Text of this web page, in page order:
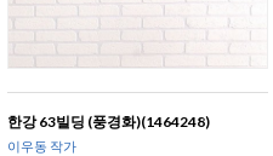
한강 63빌딩 (풍경화)(1464248)
이우동 작가